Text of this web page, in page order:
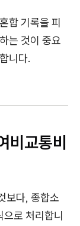
혼합 기록을 피
하는 것이 중요
합니다.
비교통비
보다, 종합소
로 처리합니